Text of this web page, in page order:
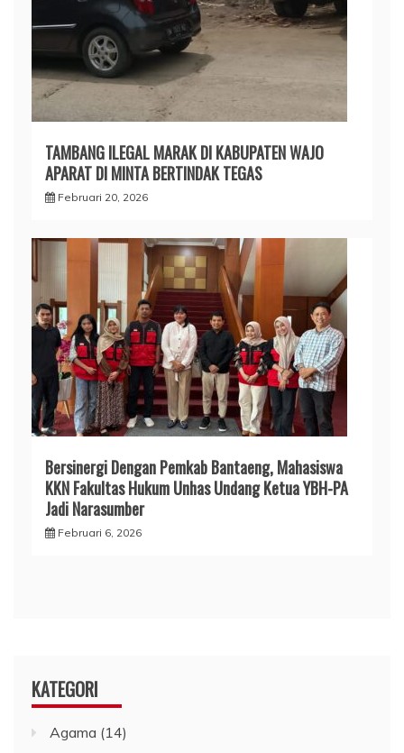
TAMBANG ILEGAL MARAK DI KABUPATEN WAJO
APARAT DI MINTA BERTINDAK TEGAS
Februari 20, 2026
Bersinergi Dengan Pemkab Bantaeng, Mahasiswa
KKN Fakultas Hukum Unhas Undang Ketua YBH-PA
Jadi Narasumber
Februari 6, 2026
KATEGORI
Agama (14)